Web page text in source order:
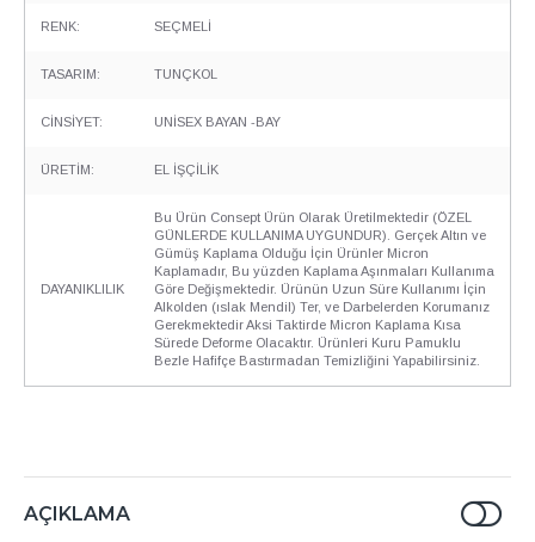
RENK: SEÇMELİ
TASARIM: TUNÇKOL
CİNSİYET: UNİSEX BAYAN -BAY
ÜRETİM: EL İŞÇİLİK
DAYANIKLILIK
Bu Ürün Consept Ürün Olarak Üretilmektedir (ÖZEL
GÜNLERDE KULLANIMA UYGUNDUR). Gerçek Altın ve
Gümüş Kaplama Olduğu İçin Ürünler Micron
Kaplamadır, Bu yüzden Kaplama Aşınmaları Kullanıma
Göre Değişmektedir. Ürünün Uzun Süre Kullanımı İçin
Alkolden (ıslak Mendil) Ter, ve Darbelerden Korumanız
Gerekmektedir Aksi Taktirde Micron Kaplama Kısa
Sürede Deforme Olacaktır. Ürünleri Kuru Pamuklu
Bezle Hafifçe Bastırmadan Temizliğini Yapabilirsiniz.
AÇIKLAMA